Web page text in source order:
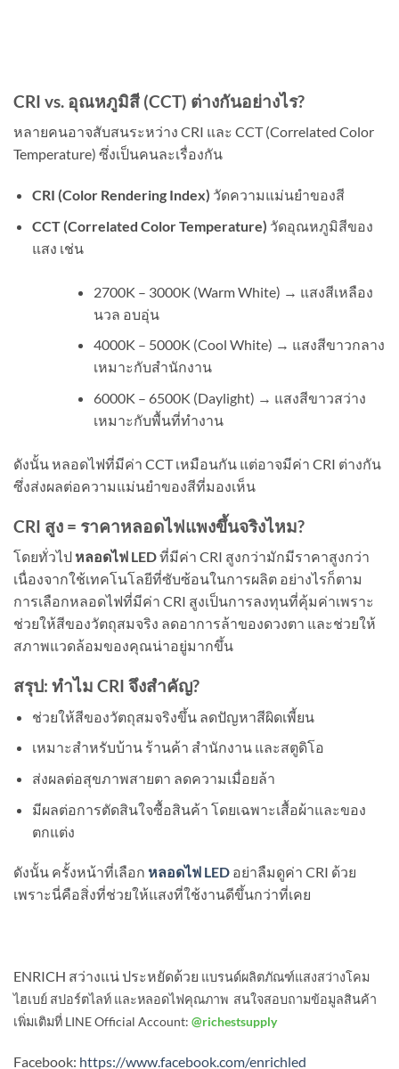
CRI vs. อุณหภูมิสี (CCT) ต่างกันอย่างไร?
หลายคนอาจสับสนระหว่าง CRI และ CCT (Correlated Color
Temperature) ซึ่งเป็นคนละเรื่องกัน
CRI (Color Rendering Index) วัดความแม่นยำของสี
CCT (Correlated Color Temperature) วัดอุณหภูมิสีของ
แสง เช่น
2700K – 3000K (Warm White) → แสงสีเหลือง
นวล อบอุ่น
4000K – 5000K (Cool White) → แสงสีขาวกลาง
เหมาะกับสำนักงาน
6000K – 6500K (Daylight) → แสงสีขาวสว่าง
เหมาะกับพื้นที่ทำงาน
ดังนั้น หลอดไฟที่มีค่า CCT เหมือนกัน แต่อาจมีค่า CRI ต่างกัน
ซึ่งส่งผลต่อความแม่นยำของสีที่มองเห็น
CRI สูง = ราคาหลอดไฟแพงขึ้นจริงไหม?
โดยทั่วไป หลอดไฟ LEDที่มีค่า CRI สูงกว่ามักมีราคาสูงกว่า
เนื่องจากใช้เทคโนโลยีที่ซับซ้อนในการผลิต อย่างไรก็ตาม
การเลือกหลอดไฟที่มีค่า CRI สูงเป็นการลงทุนที่คุ้มค่าเพราะ
ช่วยให้สีของวัตถุสมจริง ลดอาการล้าของดวงตา และช่วยให้
สภาพแวดล้อมของคุณน่าอยู่มากขึ้น
สรุป: ทำไม CRI จึงสำคัญ?
ช่วยให้สีของวัตถุสมจริงขึ้น ลดปัญหาสีผิดเพี้ยน
เหมาะสำหรับบ้าน ร้านค้า สำนักงาน และสตูดิโอ
ส่งผลต่อสุขภาพสายตา ลดความเมื่อยล้า
มีผลต่อการตัดสินใจซื้อสินค้า โดยเฉพาะเสื้อผ้าและของ
ตกแต่ง
ดังนั้น ครั้งหน้าที่เลือก หลอดไฟ LED อย่าลืมดูค่า CRI ด้วย
เพราะนี่คือสิ่งที่ช่วยให้แสงที่ใช้งานดีขึ้นกว่าที่เคย
ENRICH สว่างแน่ ประหยัดด้วย แบรนด์ผลิตภัณฑ์แสงสว่างโคม
ไฮเบย์ สปอร์ตไลท์ และหลอดไฟคุณภาพ สนใจสอบถามข้อมูลสินค้า
เพิ่มเติมที่ LINE Official Account: @richestsupply
Facebook: https://www.facebook.com/enrichled